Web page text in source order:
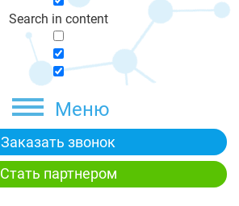
Search in content
Меню
Заказать звонок
Стать партнером